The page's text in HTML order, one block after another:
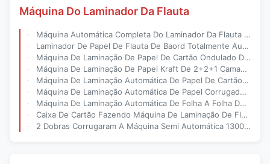
Máquina Do Laminador Da Flauta
Máquina Automática Completa Do Laminador Da Flauta Do Papel Do Cartão Ondulado
Laminador De Papel De Flauta De Baord Totalmente Automático Ondulado
Máquina De Laminação De Papel De Cartão Ondulado De 5 Camadas
Máquina De Laminação De Papel Kraft De 2+2+1 Camadas De Cartão Ondulado
Máquina De Laminação Automática De Papel De Cartão Ondulado
Máquina De Laminação Automática De Papel Corrugado Para Cartão Corrugado
Máquina De Laminação Automática De Folha A Folha De Alta Velocidade Para Cartão Ondulado
Caixa De Cartão Fazendo Máquina De Laminação De Flauta Totalmente Automática Para Cartão 3 E 5
2 Dobras Corrugaram A Máquina Semi Automática 1300X1200Mm Do Laminador Da Flauta